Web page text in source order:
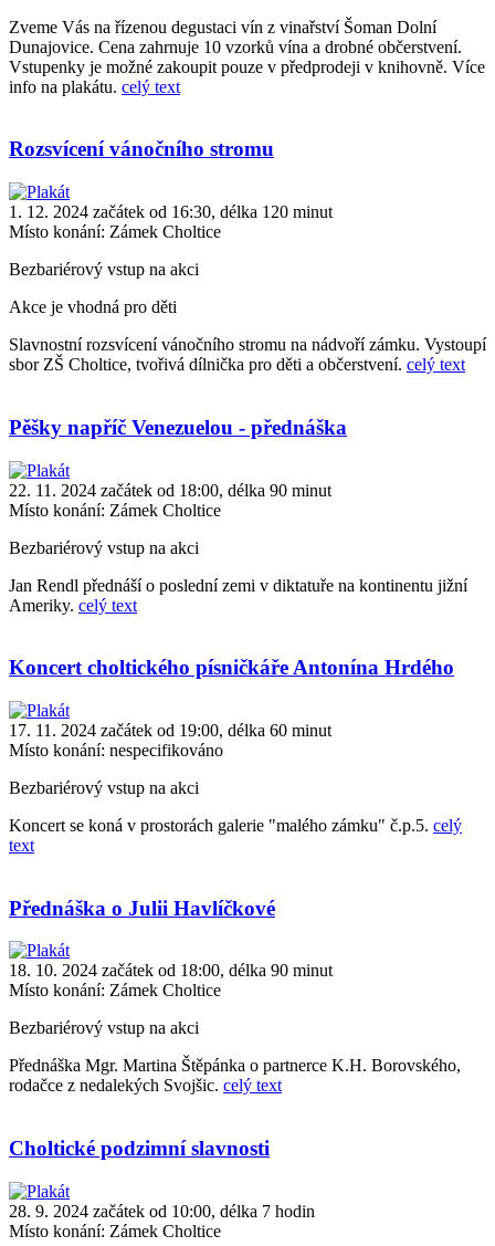
Zveme Vás na řízenou degustaci vín z vinařství Šoman Dolní
Dunajovice. Cena zahrnuje 10 vzorků vína a drobné občerstvení.
Vstupenky je možné zakoupit pouze v předprodeji v knihovně. Více
info na plakátu. celý text
Rozsvícení vánočního stromu
1. 12. 2024 začátek od 16:30, délka 120 minut
Místo konání: Zámek Choltice
Bezbariérový vstup na akci
Akce je vhodná pro děti
Slavnostní rozsvícení vánočního stromu na nádvoří zámku. Vystoupí
sbor ZŠ Choltice, tvořivá dílnička pro děti a občerstvení. celý text
Pěšky napříč Venezuelou - přednáška
22. 11. 2024 začátek od 18:00, délka 90 minut
Místo konání: Zámek Choltice
Bezbariérový vstup na akci
Jan Rendl přednáší o poslední zemi v diktatuře na kontinentu jižní
Ameriky. celý text
Koncert choltického písničkáře Antonína Hrdého
17. 11. 2024 začátek od 19:00, délka 60 minut
Místo konání: nespecifikováno
Bezbariérový vstup na akci
Koncert se koná v prostorách galerie "malého zámku" č.p.5. celý
text
Přednáška o Julii Havlíčkové
18. 10. 2024 začátek od 18:00, délka 90 minut
Místo konání: Zámek Choltice
Bezbariérový vstup na akci
Přednáška Mgr. Martina Štěpánka o partnerce K.H. Borovského,
rodačce z nedalekých Svojšic. celý text
Choltické podzimní slavnosti
28. 9. 2024 začátek od 10:00, délka 7 hodin
Místo konání: Zámek Choltice